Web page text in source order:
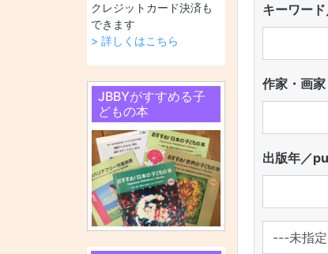
クレジットカード決済も
できます
> 詳しくはこちら
JBBYがすすめる子
どもの本
キーワー
作家・画
出版年／